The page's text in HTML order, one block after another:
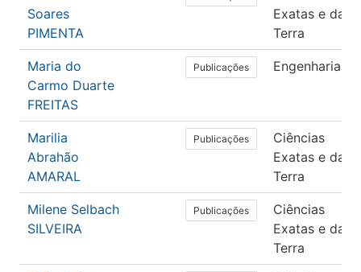
Soares
PIMENTA
Exatas e da
Terra
Maria do
Carmo Duarte
FREITAS
Publicações Engenharias
Marilia
Abrahão
AMARAL
Publicações
Ciências
Exatas e da
Terra
Milene Selbach
SILVEIRA
Publicações
Ciências
Exatas e da
Terra